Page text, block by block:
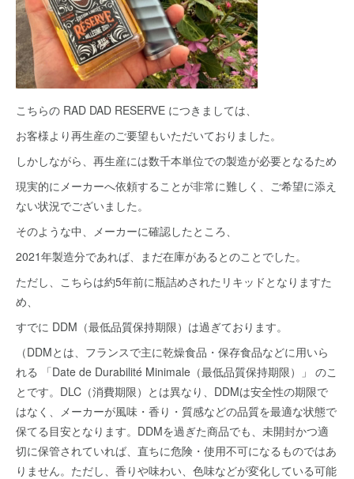
こちらの RAD DAD RESERVE につきましては、
お客様より再生産のご要望もいただいておりました。
しかしながら、再生産には数千本単位での製造が必要となるため
現実的にメーカーへ依頼することが非常に難しく、ご希望に添え
ない状況でございました。
そのような中、メーカーに確認したところ、
2021年製造分であれば、まだ在庫があるとのことでした。
ただし、こちらは約5年前に瓶詰めされたリキッドとなりますた
め、
すでに DDM（最低品質保持期限）は過ぎております。
（DDMとは、フランスで主に乾燥食品・保存食品などに用いら
れる 「Date de Durabilité Minimale（最低品質保持期限）」 のこ
とです。DLC（消費期限）とは異なり、DDMは安全性の期限で
はなく、メーカーが風味・香り・質感などの品質を最適な状態で
保てる目安となります。DDMを過ぎた商品でも、未開封かつ適
切に保管されていれば、直ちに危険・使用不可になるものではあ
りません。ただし、香りや味わい、色味などが変化している可能